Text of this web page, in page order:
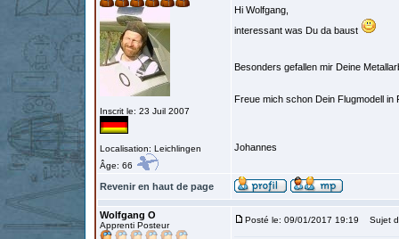
Inscrit le: 23 Juil 2007
Localisation: Leichlingen
Âge: 66
Hi Wolfgang,
interessant was Du da baust
Besonders gefallen mir Deine
Freue mich schon Dein Flugmodell
Johannes
Revenir en haut de page
Wolfgang O
Apprenti Posteur
Posté le: 09/01/2017 19:19 Sujet